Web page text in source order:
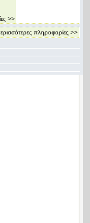
>>
πληροφορίες >>